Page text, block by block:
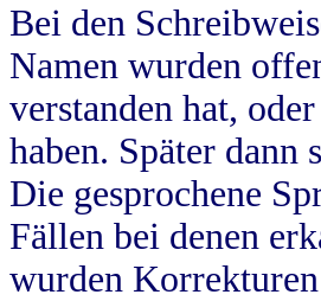
Bei den
Namen wurden
verstanden hat,
haben. Später dann
Die gesprochene
Fällen bei denen
wurden